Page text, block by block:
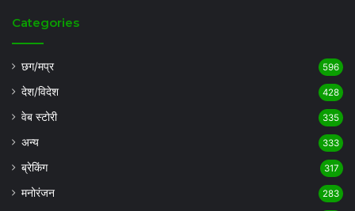
Categories
छग/मप्र 596
देश/विदेश 428
वेब स्टोरी 335
अन्य 333
ब्रेकिंग 317
मनोरंजन 283